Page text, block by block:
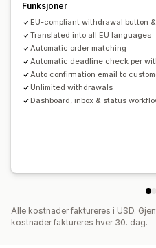
Funksjoner
EU-compliant withdrawal button
Translated into all EU languages
Automatic order matching
Automatic deadline check per
Auto confirmation email to
Unlimited withdrawals
Dashboard, inbox & status
Alle kostnader faktureres i USD.
kostnader faktureres hver 30. dag.